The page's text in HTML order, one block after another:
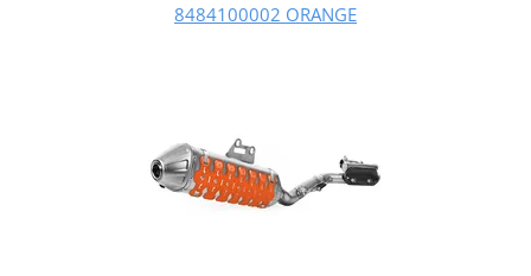
8484100002 ORANGE